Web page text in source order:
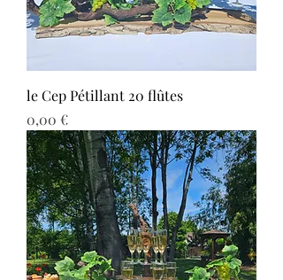
le Cep Pétillant 20 flûtes
Prix
0,00 €